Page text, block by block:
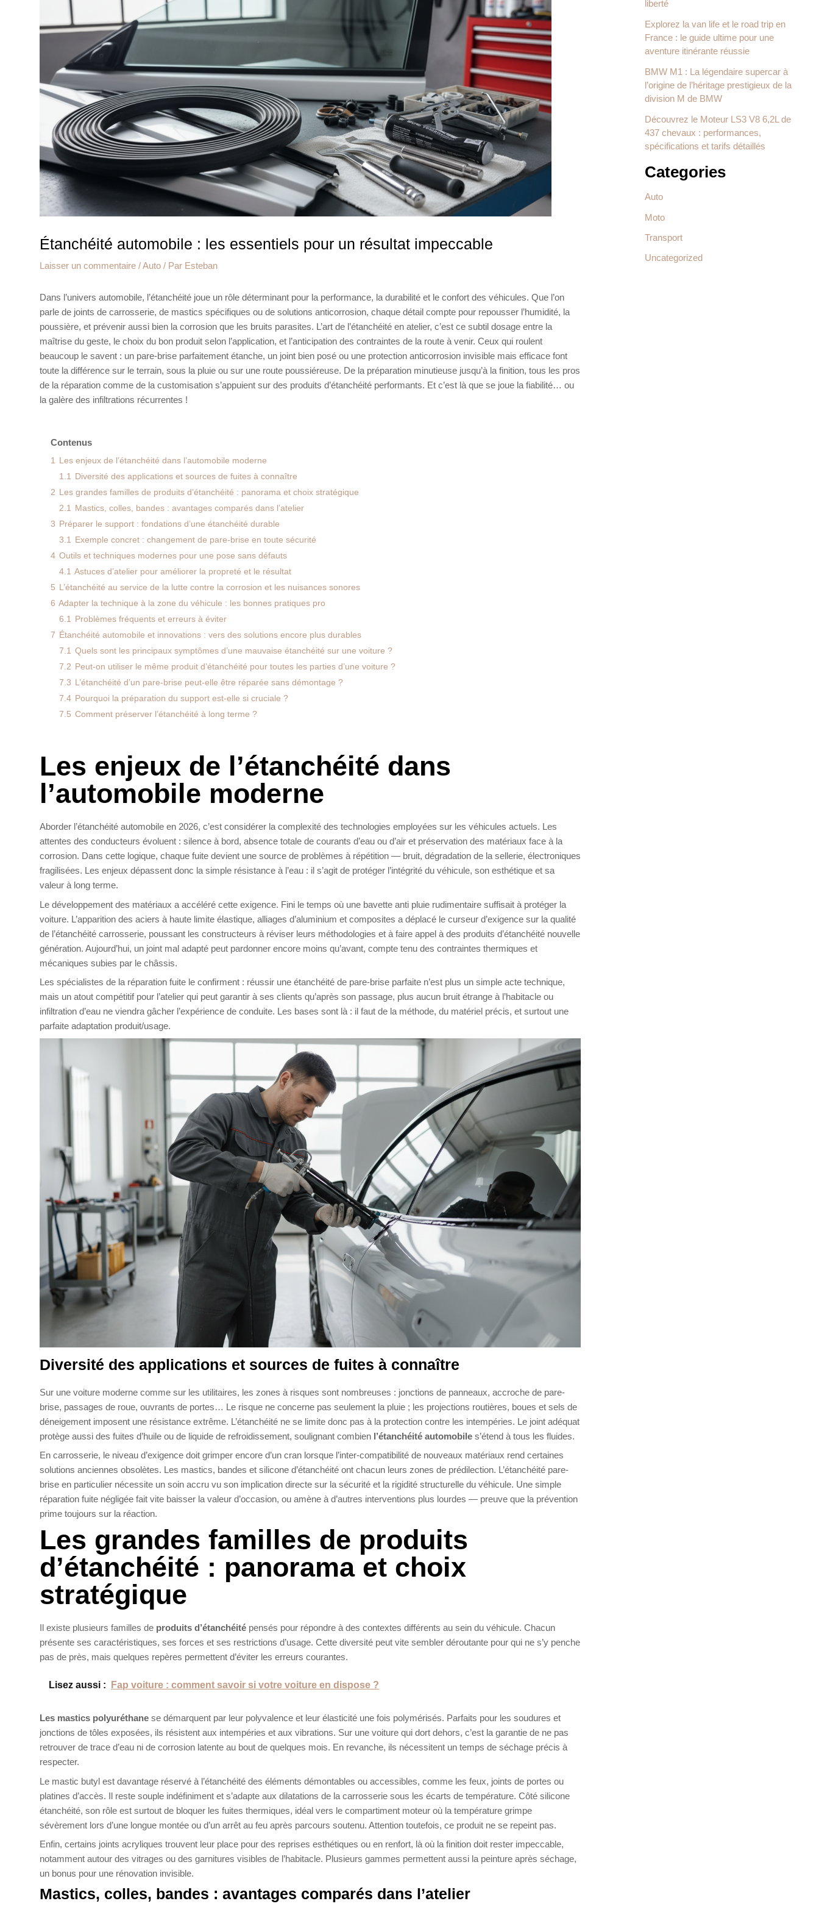
Étanchéité automobile : les essentiels pour un résultat impeccable
Laisser un commentaire /Auto / Par Esteban
Dans l’univers automobile, l’étanchéité joue un rôle déterminant pour la performance, la durabilité et le confort des véhicules. Que l’on
parle de joints de carrosserie, de mastics spécifiques ou de solutions anticorrosion, chaque détail compte pour repousser l’humidité, la
poussière, et prévenir aussi bien la corrosion que les bruits parasites. L’art de l’étanchéité en atelier, c’est ce subtil dosage entre la
maîtrise du geste, le choix du bon produit selon l’application, et l’anticipation des contraintes de la route à venir. Ceux qui roulent
beaucoup le savent : un pare-brise parfaitement étanche, un joint bien posé ou une protection anticorrosion invisible mais efficace font
toute la différence sur le terrain, sous la pluie ou sur une route poussiéreuse. De la préparation minutieuse jusqu’à la finition, tous les pros
de la réparation comme de la customisation s’appuient sur des produits d’étanchéité performants. Et c’est là que se joue la fiabilité… ou
la galère des infiltrations récurrentes !
Contenus
1 Les enjeux de l’étanchéité dans l’automobile moderne
1.1 Diversité des applications et sources de fuites à connaître
2 Les grandes familles de produits d’étanchéité : panorama et choix stratégique
2.1 Mastics, colles, bandes : avantages comparés dans l’atelier
3 Préparer le support : fondations d’une étanchéité durable
3.1 Exemple concret : changement de pare-brise en toute sécurité
4 Outils et techniques modernes pour une pose sans défauts
4.1 Astuces d’atelier pour améliorer la propreté et le résultat
5 L’étanchéité au service de la lutte contre la corrosion et les nuisances sonores
6 Adapter la technique à la zone du véhicule : les bonnes pratiques pro
6.1 Problèmes fréquents et erreurs à éviter
7 Étanchéité automobile et innovations : vers des solutions encore plus durables
7.1 Quels sont les principaux symptômes d’une mauvaise étanchéité sur une voiture ?
7.2 Peut-on utiliser le même produit d’étanchéité pour toutes les parties d’une voiture ?
7.3 L’étanchéité d’un pare-brise peut-elle être réparée sans démontage ?
7.4 Pourquoi la préparation du support est-elle si cruciale ?
7.5 Comment préserver l’étanchéité à long terme ?
Les enjeux de l’étanchéité dans
l’automobile moderne
Aborder l’étanchéité automobile en 2026, c’est considérer la complexité des technologies employées sur les véhicules actuels. Les
attentes des conducteurs évoluent : silence à bord, absence totale de courants d’eau ou d’air et préservation des matériaux face à la
corrosion. Dans cette logique, chaque fuite devient une source de problèmes à répétition — bruit, dégradation de la sellerie, électroniques
fragilisées. Les enjeux dépassent donc la simple résistance à l’eau : il s’agit de protéger l’intégrité du véhicule, son esthétique et sa
valeur à long terme.
Le développement des matériaux a accéléré cette exigence. Fini le temps où une bavette anti pluie rudimentaire suffisait à protéger la
voiture. L’apparition des aciers à haute limite élastique, alliages d’aluminium et composites a déplacé le curseur d’exigence sur la qualité
de l’étanchéité carrosserie, poussant les constructeurs à réviser leurs méthodologies et à faire appel à des produits d’étanchéité nouvelle
génération. Aujourd’hui, un joint mal adapté peut pardonner encore moins qu’avant, compte tenu des contraintes thermiques et
mécaniques subies par le châssis.
Les spécialistes de la réparation fuite le confirment : réussir une étanchéité de pare-brise parfaite n’est plus un simple acte technique,
mais un atout compétitif pour l’atelier qui peut garantir à ses clients qu’après son passage, plus aucun bruit étrange à l’habitacle ou
infiltration d’eau ne viendra gâcher l’expérience de conduite. Les bases sont là : il faut de la méthode, du matériel précis, et surtout une
parfaite adaptation produit/usage.
Diversité des applications et sources de fuites à connaître
Sur une voiture moderne comme sur les utilitaires, les zones à risques sont nombreuses : jonctions de panneaux, accroche de pare-
brise, passages de roue, ouvrants de portes… Le risque ne concerne pas seulement la pluie ; les projections routières, boues et sels de
déneigement imposent une résistance extrême. L’étanchéité ne se limite donc pas à la protection contre les intempéries. Le joint adéquat
protège aussi des fuites d’huile ou de liquide de refroidissement, soulignant combien l’étanchéité automobile s’étend à tous les fluides.
En carrosserie, le niveau d’exigence doit grimper encore d’un cran lorsque l’inter-compatibilité de nouveaux matériaux rend certaines
solutions anciennes obsolètes. Les mastics, bandes et silicone d’étanchéité ont chacun leurs zones de prédilection. L’étanchéité pare-
brise en particulier nécessite un soin accru vu son implication directe sur la sécurité et la rigidité structurelle du véhicule. Une simple
réparation fuite négligée fait vite baisser la valeur d’occasion, ou amène à d’autres interventions plus lourdes — preuve que la prévention
prime toujours sur la réaction.
Les grandes familles de produits
d’étanchéité : panorama et choix
stratégique
Il existe plusieurs familles de produits d’étanchéité pensés pour répondre à des contextes différents au sein du véhicule. Chacun
présente ses caractéristiques, ses forces et ses restrictions d’usage. Cette diversité peut vite sembler déroutante pour qui ne s’y penche
pas de près, mais quelques repères permettent d’éviter les erreurs courantes.
Lisez aussi : Fap voiture : comment savoir si votre voiture en dispose ?
Les mastics polyuréthane se démarquent par leur polyvalence et leur élasticité une fois polymérisés. Parfaits pour les soudures et
jonctions de tôles exposées, ils résistent aux intempéries et aux vibrations. Sur une voiture qui dort dehors, c’est la garantie de ne pas
retrouver de trace d’eau ni de corrosion latente au bout de quelques mois. En revanche, ils nécessitent un temps de séchage précis à
respecter.
Le mastic butyl est davantage réservé à l’étanchéité des éléments démontables ou accessibles, comme les feux, joints de portes ou
platines d’accès. Il reste souple indéfiniment et s’adapte aux dilatations de la carrosserie sous les écarts de température. Côté silicone
étanchéité, son rôle est surtout de bloquer les fuites thermiques, idéal vers le compartiment moteur où la température grimpe
sévèrement lors d’une longue montée ou d’un arrêt au feu après parcours soutenu. Attention toutefois, ce produit ne se repeint pas.
Enfin, certains joints acryliques trouvent leur place pour des reprises esthétiques ou en renfort, là où la finition doit rester impeccable,
notamment autour des vitrages ou des garnitures visibles de l’habitacle. Plusieurs gammes permettent aussi la peinture après séchage,
un bonus pour une rénovation invisible.
Mastics, colles, bandes : avantages comparés dans l’atelier
liberté
Explorez la van life et le road trip en
France : le guide ultime pour une
aventure itinérante réussie
BMW M1 : La légendaire supercar à
l’origine de l’héritage prestigieux de la
division M de BMW
Découvrez le Moteur LS3 V8 6,2L de
437 chevaux : performances,
spécifications et tarifs détaillés
Categories
Auto
Moto
Transport
Uncategorized